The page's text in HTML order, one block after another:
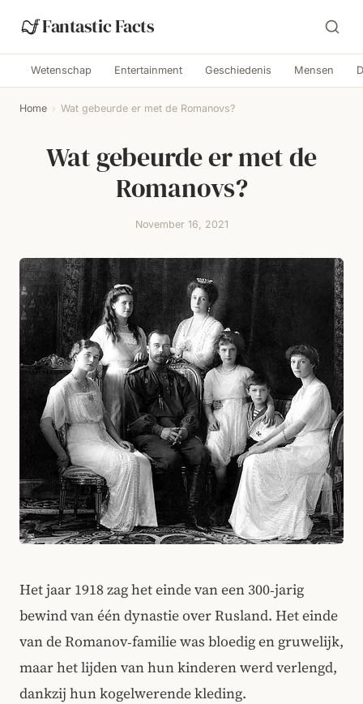
Fantastic Facts
Wetenschap Entertainment Geschiedenis Mensen
Home › Wat gebeurde er met de Romanovs?
Wat gebeurde er met de
Romanovs?
November 16, 2021
Het jaar 1918 zag het einde van een 300‑jarig
bewind van één dynastie over Rusland. Het einde
van de Romanov‑familie was bloedig en gruwelijk,
maar het lijden van hun kinderen werd verlengd,
dankzij hun kogelwerende kleding.